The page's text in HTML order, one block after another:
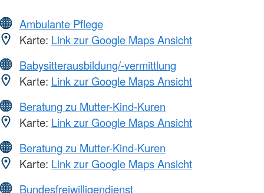
Ambulante Pflege
Karte: Link zur Google Maps Ansicht
Babysitterausbildung/-vermittlung
Karte: Link zur Google Maps Ansicht
Beratung zu Mutter-Kind-Kuren
Karte: Link zur Google Maps Ansicht
Beratung zu Mutter-Kind-Kuren
Karte: Link zur Google Maps Ansicht
Bundesfreiwilligendienst